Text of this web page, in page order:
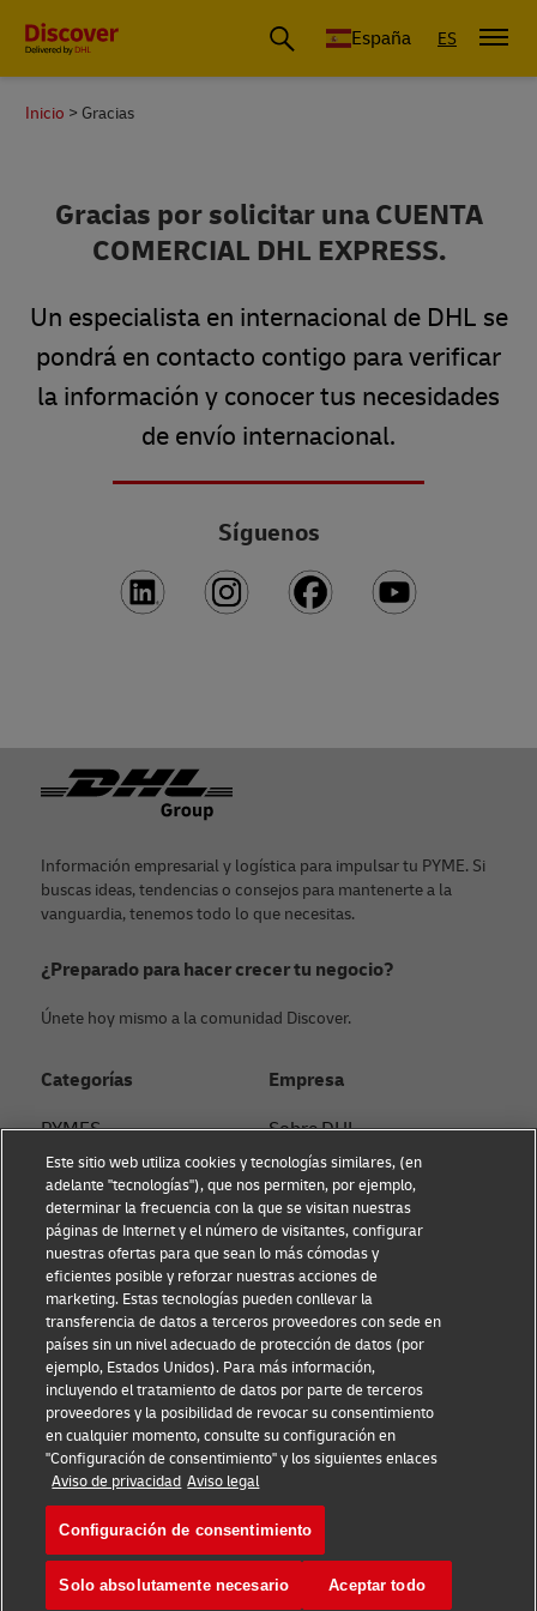
España ES
Inicio Gracias
Gracias por solicitar una CUENTA
COMERCIAL DHL EXPRESS.
Un especialista en internacional de DHL se
pondrá en contacto contigo para verificar
la información y conocer tus necesidades
de envío internacional.
Síguenos
Pie de página
Información empresarial y logística para impulsar tu PYME. Si
buscas ideas, tendencias o consejos para mantenerte a la
vanguardia, tenemos todo lo que necesitas.
¿Preparado para hacer crecer tu negocio?
Únete hoy mismo a la comunidad Discover.
Categorías
PYMES
Asesoramiento en e-
commerce
Asesoramiento B2B
Asesoramiento logístico
Noticias & Insights
Envía con DHL
Empresa
Sobre DHL
Contacto
Sostenibilidad
Aviso Legal
Condiciones de uso
Aviso de privacidad
Configuración de cookies
Síguenos
Este sitio web utiliza cookies y tecnologías similares, (en
adelante "tecnologías"), que nos permiten, por ejemplo,
determinar la frecuencia con la que se visitan nuestras
páginas de Internet y el número de visitantes, configurar
nuestras ofertas para que sean lo más cómodas y
eficientes posible y reforzar nuestras acciones de
marketing. Estas tecnologías pueden conllevar la
transferencia de datos a terceros proveedores con sede en
países sin un nivel adecuado de protección de datos (por
ejemplo, Estados Unidos). Para más información,
incluyendo el tratamiento de datos por parte de terceros
proveedores y la posibilidad de revocar su consentimiento
en cualquier momento, consulte su configuración en
"Configuración de consentimiento" y los siguientes enlaces
Aviso de privacidad Aviso legal
Configuración de consentimiento
Solo absolutamente necesario Aceptar todo